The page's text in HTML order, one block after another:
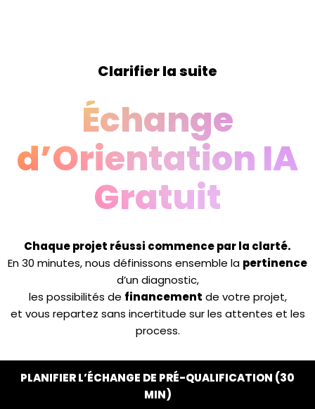
Clarifier la suite
Échange
d’Orientation IA
Gratuit
Chaque projet réussi commence par la clarté.
En 30 minutes, nous définissons ensemble la pertinence
d’un diagnostic,
les possibilités de financement de votre projet,
et vous repartez sans incertitude sur les attentes et les
process.
PLANIFIER L’ÉCHANGE DE PRÉ-QUALIFICATION (30
MIN)